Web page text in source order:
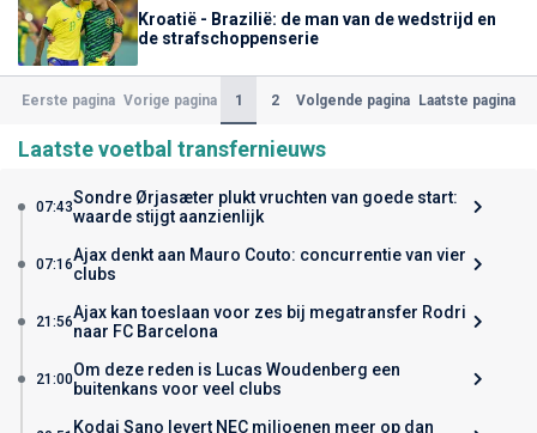
Kroatië - Brazilië: de man van de wedstrijd en
de strafschoppenserie
Eerste pagina Vorige pagina 1 (Huidige)
2 Volgende pagina Laatste pagina
Laatste voetbal transfernieuws
07:43Sondre Ørjasæter plukt vruchten van goede start:
waarde stijgt aanzienlijk
07:16Ajax denkt aan Mauro Couto: concurrentie van vier
clubs
21:56Ajax kan toeslaan voor zes bij megatransfer Rodri
naar FC Barcelona
21:00Om deze reden is Lucas Woudenberg een
buitenkans voor veel clubs
Kodai Sano levert NEC miljoenen meer op dan